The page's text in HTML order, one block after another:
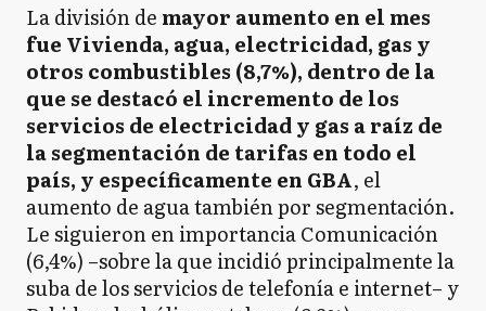
La división de mayor aumento en el mes
fue Vivienda, agua, electricidad, gas y
otros combustibles (8,7%), dentro de la
que se destacó el incremento de los
servicios de electricidad y gas a raíz de
la segmentación de tarifas en todo el
país, y específicamente en GBA, el
aumento de agua también por segmentación.
Le siguieron en importancia Comunicación
(6,4%) –sobre la que incidió principalmente la
suba de los servicios de telefonía e internet– y